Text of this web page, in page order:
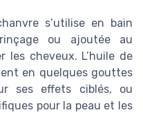
s’utilise en bain
ou ajoutée au
les cheveux. L’huile de
en quelques gouttes
ses effets ciblés, ou
pour la peau et les